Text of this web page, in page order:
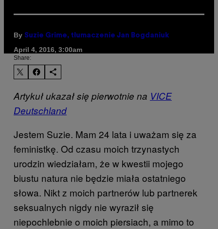
By Suzie Grime, tłumaczenie Jan Bogdaniuk
April 4, 2016, 3:00am
Share:
Artykuł ukazał się pierwotnie na VICE
Deutschland
Jestem Suzie. Mam 24 lata i uważam się za
feministkę. Od czasu moich trzynastych
urodzin wiedziałam, że w kwestii mojego
biustu natura nie będzie miała ostatniego
słowa. Nikt z moich partnerów lub partnerek
seksualnych nigdy nie wyraził się
niepochlebnie o moich piersiach, a mimo to